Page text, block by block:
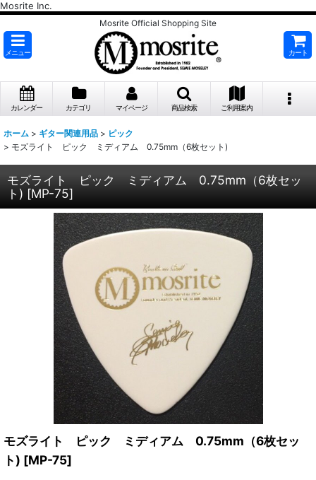
Mosrite Inc.
Mosrite Official Shopping Site
メニュー カート
カレンダー カテゴリ マイページ 商品検索 ご利用案内
ホーム > ギター関連用品 > ピック
> モズライト ピック ミディアム 0.75mm（6枚セット)
モズライト ピック ミディアム 0.75mm（6枚セッ
ト) [MP-75]
モズライト ピック ミディアム 0.75mm（6枚セッ
ト) [MP-75]